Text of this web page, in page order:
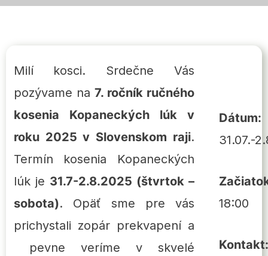
Milí kosci. Srdečne Vás
pozývame na 7. ročník ručného
kosenia Kopaneckých lúk v
roku 2025 v Slovenskom raji.
Termín kosenia Kopaneckých
lúk je 31.7-2.8.2025 (štvrtok –
sobota). Opäť sme pre vás
prichystali zopár prekvapení a
pevne veríme v skvelé
Dátum:
31.07.-
18:00
Kontakt: